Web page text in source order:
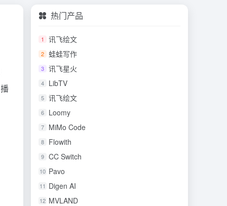
热门产品
1 讯飞绘文
2 蛙蛙写作
3 讯飞星火
4 LibTV
5 讯飞绘文
6 Loomy
7 MiMo Code
8 Flowith
9 CC Switch
10 Pavo
11 Digen AI
12 MVLAND